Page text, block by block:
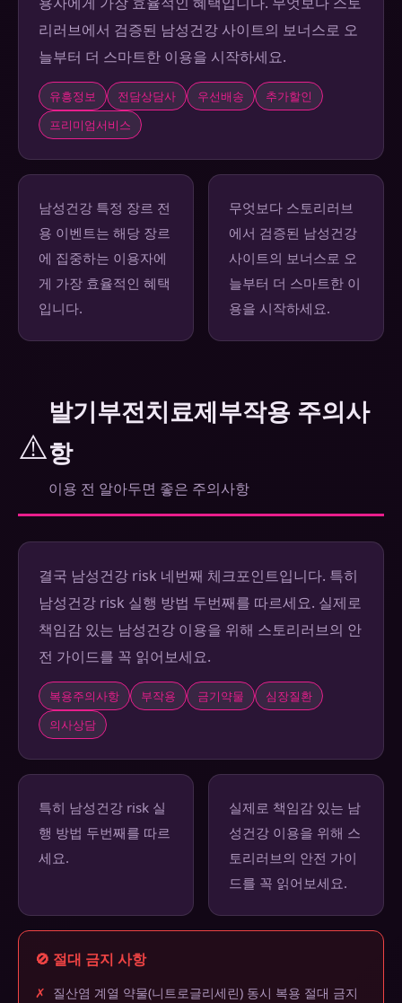
리러브에서 검증된 남성건강 사이트의 보너스로 오
늘부터 더 스마트한 이용을 시작하세요.
유흥정보 전담상담사 우선배송
추가할인
프리미엄서비스
남성건강 특정 장르 전
용 이벤트는 해당 장르
에 집중하는 이용자에
게 가장 효율적인 혜택
입니다.
무엇보다 스토리러브
에서 검증된 남성건강
사이트의 보너스로 오
늘부터 더 스마트한 이
용을 시작하세요.
⚠️
발기부전치료제부작용 주의사
항
이용 전 알아두면 좋은 주의사항
결국 남성건강 risk 네번째 체크포인트입니다. 특히
남성건강 risk 실행 방법 두번째를 따르세요. 실제로
책임감 있는 남성건강 이용을 위해 스토리러브의 안
전 가이드를 꼭 읽어보세요.
복용주의사항 부작용 금기약물
심장질환
의사상담
특히 남성건강 risk 실
행 방법 두번째를 따르
세요.
실제로 책임감 있는 남
성건강 이용을 위해 스
토리러브의 안전 가이
드를 꼭 읽어보세요.
🚫 절대 금지 사항
✗ 질산염 계열 약물(니트로글리세린) 동시 복용 절대 금지